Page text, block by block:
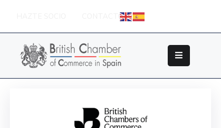
CONTACTO
Sobre
British
Chamber